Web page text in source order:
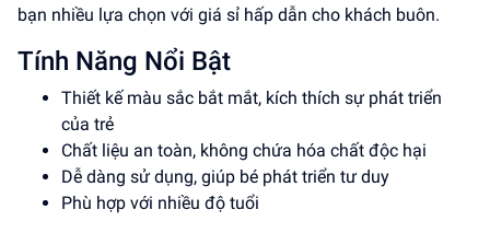
bạn nhiều lựa chọn với giá sỉ hấp dẫn cho khách buôn.
Tính Năng Nổi Bật
Thiết kế màu sắc bắt mắt, kích thích sự phát triển
của trẻ
Chất liệu an toàn, không chứa hóa chất độc hại
Dễ dàng sử dụng, giúp bé phát triển tư duy
Phù hợp với nhiều độ tuổi